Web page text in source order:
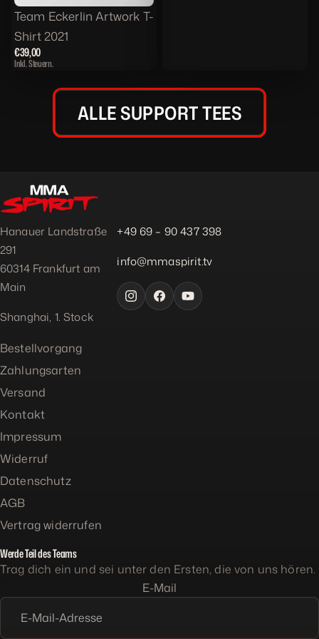
Ausverkauft
Team Eckerlin Artwork T-
Shirt 2021
€39,00
Inkl. Steuern.
ALLE SUPPORT TEES
Hanauer Landstraße
291
60314 Frankfurt am
Main
Shanghai, 1. Stock
+49 69 – 90 437 398
info@mmaspirit.tv
Bestellvorgang
Zahlungsarten
Versand
Kontakt
Impressum
Widerruf
Datenschutz
AGB
Vertrag widerrufen
Werde Teil des Teams
Trag dich ein und sei unter den Ersten, die von uns hören.
E-Mail